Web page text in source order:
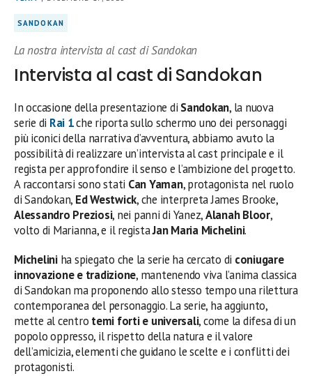
SANDOKAN
La nostra intervista al cast di Sandokan
Intervista al cast di Sandokan
In occasione della presentazione di Sandokan, la nuova
serie di Rai 1che riporta sullo schermo uno dei personaggi
più iconici della narrativa d’avventura, abbiamo avuto la
possibilità di realizzare un’intervista al cast principale e il
regista per approfondire il senso e l’ambizione del progetto.
A raccontarsi sono stati Can Yaman, protagonista nel ruolo
di Sandokan, Ed Westwick, che interpreta James Brooke,
Alessandro Preziosi, nei panni di Yanez,Alanah Bloor,
volto di Marianna, e il registaJan Maria Michelini.
Micheliniha spiegato che la serie ha cercato di coniugare
innovazione e tradizione, mantenendo viva l’anima classica
di Sandokan ma proponendo allo stesso tempo una rilettura
contemporanea del personaggio. La serie, ha aggiunto,
mette al centro temi forti e universali, come la difesa di un
popolo oppresso, il rispetto della natura e il valore
dell’amicizia, elementi che guidano le scelte e i conflitti dei
protagonisti.